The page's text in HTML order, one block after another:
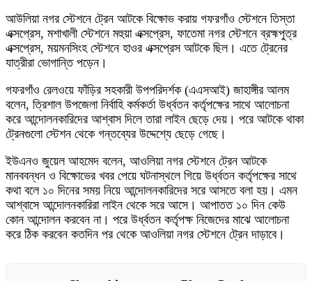
আউলিয়া নগর স্টেশনে ট্রেন আটকে বিক্ষোভ করায় গফরগাঁও স্টেশনে তিস্তা
এক্সপ্রেস, মশাখালী স্টেশনে মহুয়া এক্সপ্রেস, ফাতেমা নগর স্টেশনে ব্রহ্মপুত্র
এক্সপ্রেস, ময়মনসিংহ স্টেশনে হাওর এক্সপ্রেস আটকে ছিল। এতে ট্রেনের
যাত্রীরা ভোগান্তি পড়েন।
গফরগাঁও রেলওয়ে ফাঁড়ির সহকারী উপপরিদর্শক (এএসআই) জাহাঙ্গীর আলম
বলেন, ত্রিশাল উপজেলা নির্বাহি কর্মকর্তা উর্ধ্বতন কর্তৃপক্ষের সাথে আলোচনা
করে আন্দোলনকারিদের আশ্বাস দিলে তারা লাইন ছেড়ে দেয়। পরে আটকে থাকা
ট্রেনগুলো স্টেশন থেকে গন্তব্যের উদ্দেশ্যে ছেড়ে গেছে।
ইউএনও জুয়েল আহমেদ বলেন, আওলিয়া নগর স্টেশনে ট্রেন আটকে
মানববন্ধন ও বিক্ষোভের খবর পেয়ে ঘটনাস্থলে গিয়ে উর্ধ্বতন কর্তৃপক্ষের সাথে
কথা বলে ১০ দিনের সময় নিয়ে আন্দোলনকারিদের সরে আসতে বলা হয়। এমন
আশ্বাসে আন্দোলনকারিরা লাইন থেকে সরে আসে। আপাতত ১০ দিন কেউ
কোন আন্দোলন করবেন না। পরে উর্ধ্বতন কর্তৃপক্ষ নিজেদের মাঝে আলোচনা
করে ঠিক করবেন কতদিন পর থেকে আওলিয়া নগর স্টেশনে ট্রেন দাড়াবে।